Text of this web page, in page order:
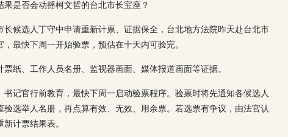
是否会动摇柯文哲的台北市长宝座？
候选人丁守中申请重新计票、证据保全，台北地方法院昨天赴台北市
最快下周一开始验票，预估在十天内可验完。
纸、工作人员名册、监视器画面、媒体报道画面等证据。
记官行前教育，最快下周一启动验票程序。验票时将先通知各候选人
选举人名册，再点算有效、无效、用余票。若选票有争议，由法官认
计票结果表。